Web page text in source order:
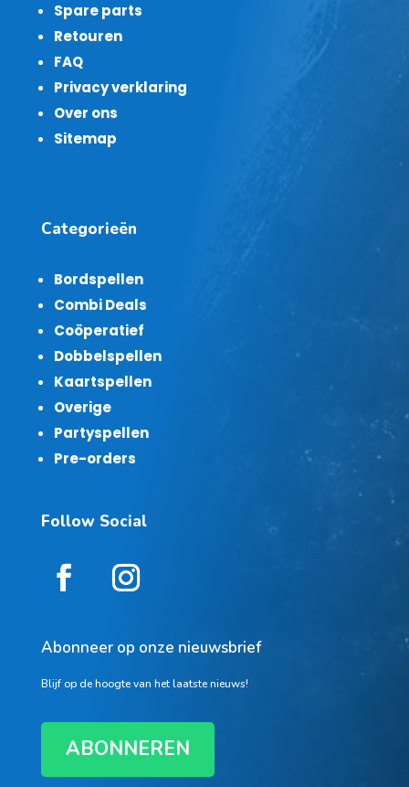
Spare parts
Retouren
FAQ
Privacy verklaring
Over ons
Sitemap
Categorieën
Bordspellen
Combi Deals
Coöperatief
Dobbelspellen
Kaartspellen
Overige
Partyspellen
Pre-orders
Follow Social
Abonneer op onze nieuwsbrief
Blijf op de hoogte van het laatste nieuws!
ABONNEREN